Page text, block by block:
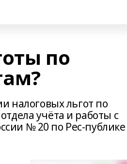
по
налоговых льгот по
учёта и работы с
№ 20 по Рес-публике